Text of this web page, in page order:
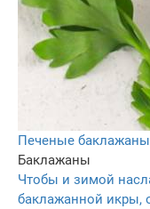
Печеные
Баклажаны
Чтобы и зимой
баклажанной икры,